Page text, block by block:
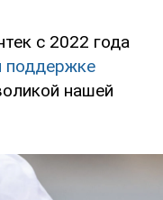
с 2022 года
поддержке
нашей